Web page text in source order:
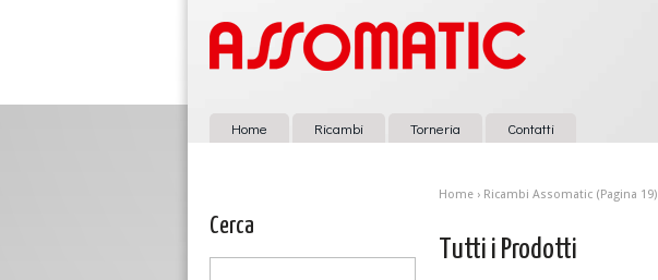
Home Ricambi Torneria Contatti
Home › Ricambi Assomatic (Pagina 19)
Tutti i Prodotti
Cerca